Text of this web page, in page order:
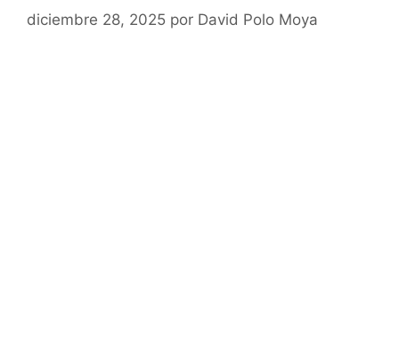
diciembre 28, 2025 por David Polo Moya